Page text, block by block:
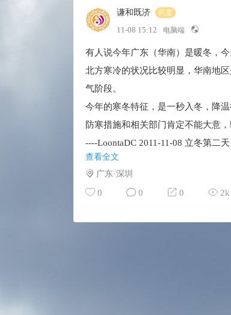
谦和既济 药童
11-08 15:12 电脑端
有人说今年广东（华南）是暖冬，
北方寒冷的状况比较明显，华南地
气阶段。
今年的寒冬特征，是一秒入冬，降温
防寒措施和相关部门肯定不能大意
----LoontaDC 2011-11-08 立冬第二天
查看全文
广东·深圳
0 0 0 2k